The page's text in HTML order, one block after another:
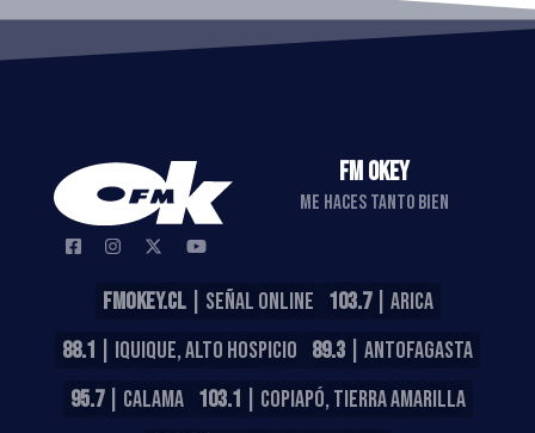
FM OKEY
ME HACES TANTO BIEN
FMOKEY.CL| SEÑAL ONLINE 103.7| ARICA
88.1 | IQUIQUE, ALTO HOSPICIO 89.3 | ANTOFAGASTA
95.7| CALAMA 103.1 | COPIAPÓ, TIERRA AMARILLA